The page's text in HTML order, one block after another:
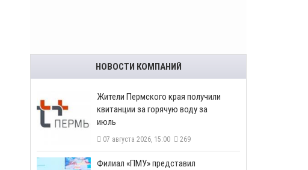
НОВОСТИ КОМПАНИЙ
​Жители Пермского края получили
квитанции за горячую воду за
июль
07 августа 2026, 15:00 269
​Филиал «ПМУ» представил